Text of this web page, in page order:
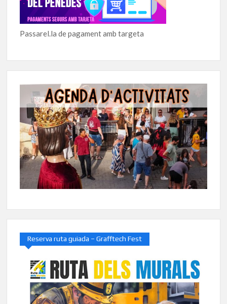
Passarel.la de pagament amb targeta
Reserva ruta guiada – Grafftech Fest